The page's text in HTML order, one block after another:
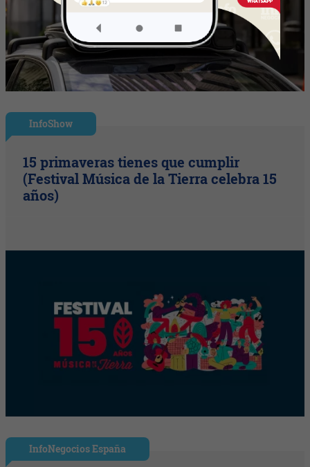
InfoShow
15 primaveras tienes que cumplir
(Festival Música de la Tierra celebra 15
años)
InfoNegocios España